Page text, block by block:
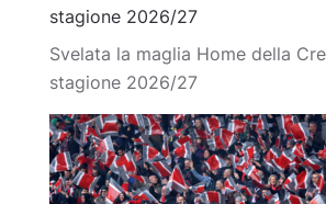
stagione 2026/27
Svelata la maglia Home della
stagione 2026/27